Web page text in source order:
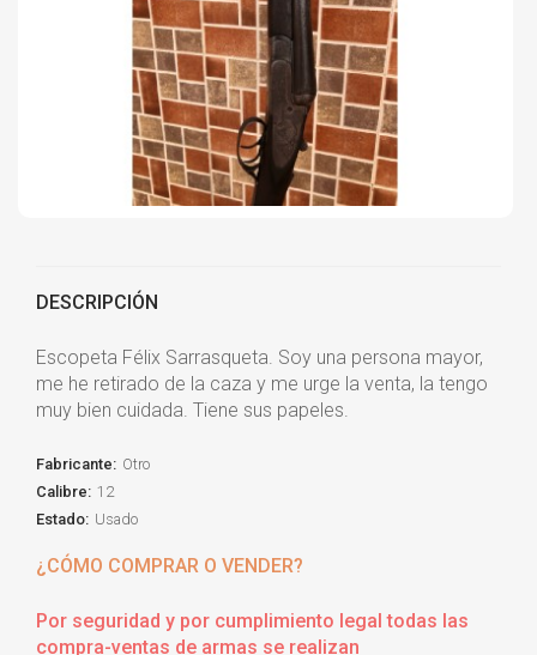
DESCRIPCIÓN
Escopeta Félix Sarrasqueta. Soy una persona mayor,
me he retirado de la caza y me urge la venta, la tengo
muy bien cuidada. Tiene sus papeles.
Fabricante: Otro
Calibre: 12
Estado: Usado
¿CÓMO COMPRAR O VENDER?
Por seguridad y por cumplimiento legal todas las
compra-ventas de armas se realizan